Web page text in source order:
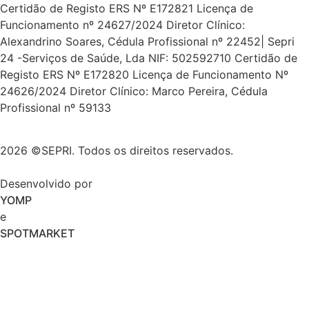
Certidão de Registo ERS Nº E172821 Licença de
Funcionamento nº 24627/2024 Diretor Clínico:
Alexandrino Soares, Cédula Profissional nº 22452| Sepri
24 -Serviços de Saúde, Lda NIF: 502592710 Certidão de
Registo ERS Nº E172820 Licença de Funcionamento Nº
24626/2024 Diretor Clínico: Marco Pereira, Cédula
Profissional nº 59133
2026 ©SEPRI. Todos os direitos reservados.
Desenvolvido por
YOMP
e
SPOTMARKET